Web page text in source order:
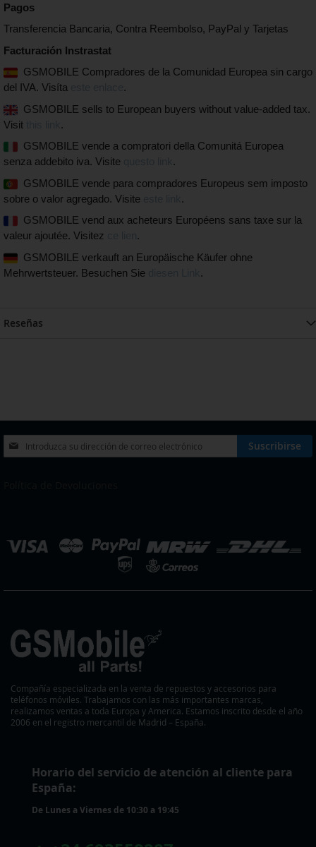
Pagos
Transferencia Bancaria, Contra Reembolso, PayPal y Tarjetas
Facturación Instrastat
GSMOBILE Compradores de la Comunidad Europea sin cargo
del IVA. Visíta
.
GSMOBILE sells to European buyers without value-added tax.
Visit
.
GSMOBILE vende a compratori della Comunitá Europea
senza addebito iva. Visite
.
GSMOBILE vende para compradores Europeus sem imposto
sobre o valor agregado. Visite
.
GSMOBILE vend aux acheteurs Européens sans taxe sur la
valeur ajoutée. Visitez
.
GSMOBILE verkauft an Europäische Käufer ohne
Mehrwertsteuer. Besuchen Sie
.
Reseñas
Inscríbase
a
Suscribirse
Compañía especializada en la venta de repuestos y accesorios para
teléfonos móviles. Trabajamos con las más importantes marcas,
realizamos ventas a toda Europa y America. Estamos inscrito desde el año
2006 en el registro mercantil de Madrid – España.
Horario del servicio de atención al cliente para
España:
De Lunes a Viernes de 10:30 a 19:45